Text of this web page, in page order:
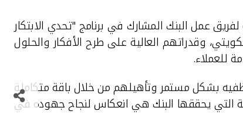
عمل البنك المشارك في برنامج "تحدي الابتكار
وقدراتهم العالية على طرح الأفكار والحلول
للعملاء.
بشكل مستمر وتأهيلهم من خلال باقة متكاملة
التي يحققها البنك هي انعكاس لنجاح جهوده في